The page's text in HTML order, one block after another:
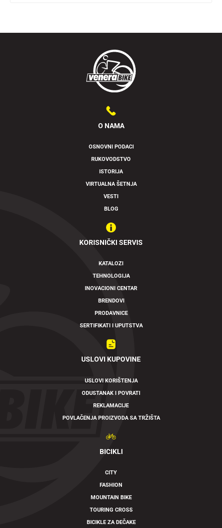
O NAMA
OSNOVNI PODACI
RUKOVODSTVO
ISTORIJA
VIRTUALNA ŠETNJA
VESTI
BLOG
KORISNIČKI SERVIS
KATALOZI
TEHNOLOGIJA
INOVACIONI CENTAR
BRENDOVI
PRODAVNICE
SERTIFIKATI I UPUTSTVA
USLOVI KUPOVINE
USLOVI KORIŠTENJA
ODUSTANAK I POVRATI
REKLAMACIJE
POVLAČENJA PROIZVODA SA TRŽIŠTA
BICIKLI
CITY
FASHION
MOUNTAIN BIKE
TOURING CROSS
BICIKLE ZA DEČAKE